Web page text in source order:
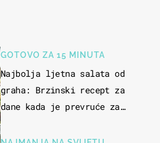
GOTOVO ZA 15 MINUTA
Najbolja ljetna salata od
graha: Brzinski recept za
dane kada je prevruće za